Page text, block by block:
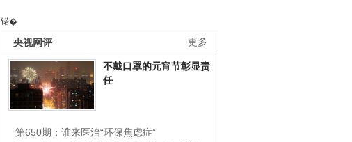
锘�
更多
央视网评
不戴口罩的元宵节彰显责
任
第650期：谁来医治“环保焦虑症”